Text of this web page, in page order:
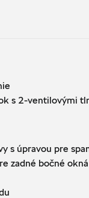
s 2-ventilovými
s úpravou pre
zadné bočné